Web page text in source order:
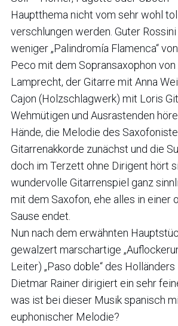
Hauptthema nicht vom sehr wohl
verschlungen werden. Guter
weniger „Palindromía Flamenca“
Peco mit dem Sopransaxophon von
Lamprecht, der Gitarre mit Anna
Cajon (Holzschlagwerk) mit Loris
Wehmütigen und Ausrastenden
Hände, die Melodie des
Gitarrenakkorde zunächst und die
doch im Terzett ohne Dirigent hört
wundervolle Gitarrenspiel ganz
mit dem Saxofon, ehe alles in einer
Sause endet.
Nun nach dem erwähnten
gewalzert marschartige
Leiter) „Paso doble“ des
Dietmar Rainer dirigiert ein sehr
was ist bei dieser Musik spanisch
euphonischer Melodie?